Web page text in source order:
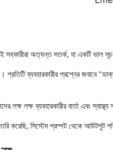
সহকারীরা অত্যন্ত সতর্ক, যা একটি ভাল
ব্যবহারকারীর প্রশ্নের জবাবে
লক্ষ লক্ষ ব্যবহারকারীর বার্তা এবং
করেছি, সিস্টেম প্রম্পট থেকে